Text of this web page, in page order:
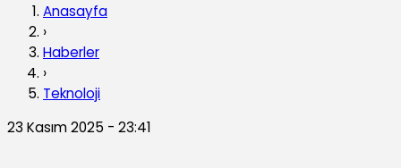
Anasayfa
›
Haberler
›
Teknoloji
23 Kasım 2025 - 23:41